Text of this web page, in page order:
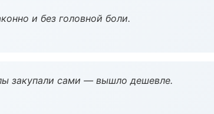
и без головной боли.
закупали сами — вышло дешевле.